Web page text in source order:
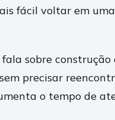
fácil voltar em
sobre
precisar
o tempo de